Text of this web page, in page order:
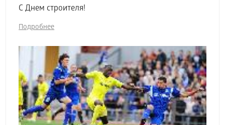
С Днем строителя!
Подробнее